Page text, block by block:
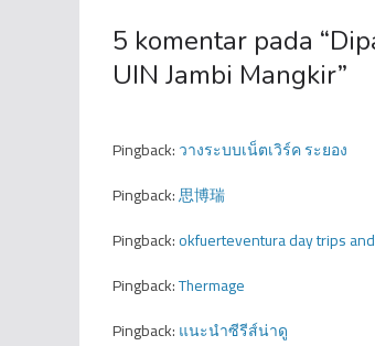
5 komentar pada “
UIN Jambi Mangkir”
Pingback:วางระบบเน็ตเวิร์ค ระยอง
Pingback:思博瑞
Pingback:okfuerteventura day trips
Pingback:Thermage
Pingback:แนะนำซีรีส์น่าดู